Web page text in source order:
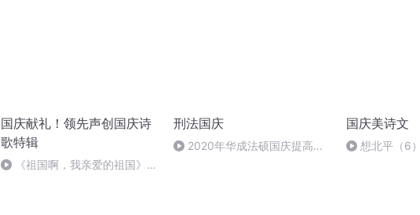
国庆献礼！领先声创国庆诗
歌特辑
《祖国啊，我亲爱的祖国》温
刑法国庆
2020年华成法硕国庆提高班
国庆美诗文
想北平（6）